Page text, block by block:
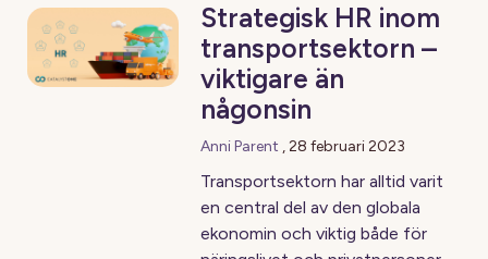
Strategisk HR inom
transportsektorn –
viktigare än
någonsin
Anni Parent ,28 februari 2023
Transportsektorn har alltid varit
en central del av den globala
ekonomin och viktig både för